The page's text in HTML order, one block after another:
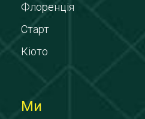
Флоренція
Старт
Кіото
Ми